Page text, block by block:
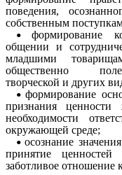
поведения,
собственным
формирование
общении и
младшими
общественно
творческой и других
формирование
признания
необходимости
окружающей среде;
осознание
принятие
заботливое отношение